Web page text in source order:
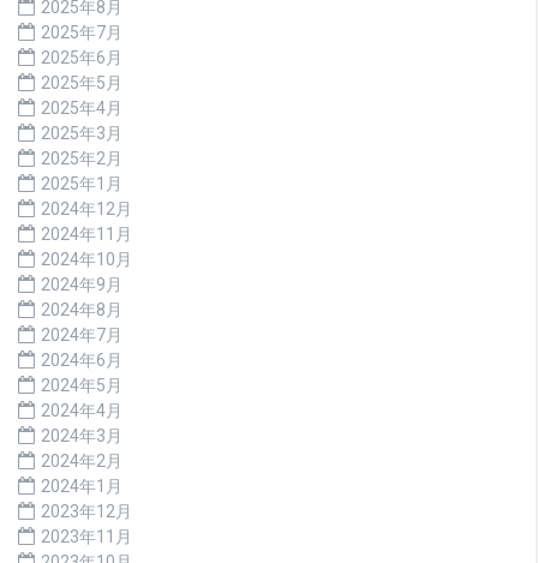
2025年8月
2025年7月
2025年6月
2025年5月
2025年4月
2025年3月
2025年2月
2025年1月
2024年12月
2024年11月
2024年10月
2024年9月
2024年8月
2024年7月
2024年6月
2024年5月
2024年4月
2024年3月
2024年2月
2024年1月
2023年12月
2023年11月